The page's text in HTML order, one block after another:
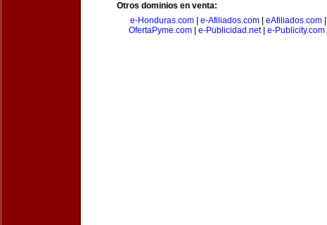
Otros dominios en venta:
e-Honduras.com| e-Afiliados.com| eAfiliados.com|
OfertaPyme.com| e-Publicidad.net| e-Publicity.com|